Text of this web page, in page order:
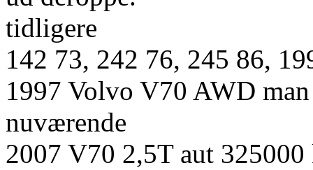
tidligere
142 73, 242 76, 245 86,
1997 Volvo V70 AWD
nuværende
2007 V70 2,5T aut